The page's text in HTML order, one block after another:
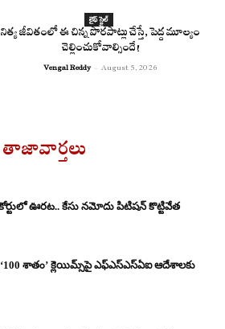
లైఫ్ స్టైల్
నిత్య జీవితంలో ఈ చిన్న పొరపాట్లు చేస్తే, పెద్ద మూల్యం
చెల్లించుకోవాల్సిందే!
Vengal Reddy - August 5, 2026
తాజావార్తలు
ఊరట.. కేసు నమోదు పిటిషన్ కొట్టివేత
శాతం’ క్లెయిమ్స్‌పై ఎఫ్‌ఎస్‌ఎస్‌ఏఐ ఆదేశాలకు